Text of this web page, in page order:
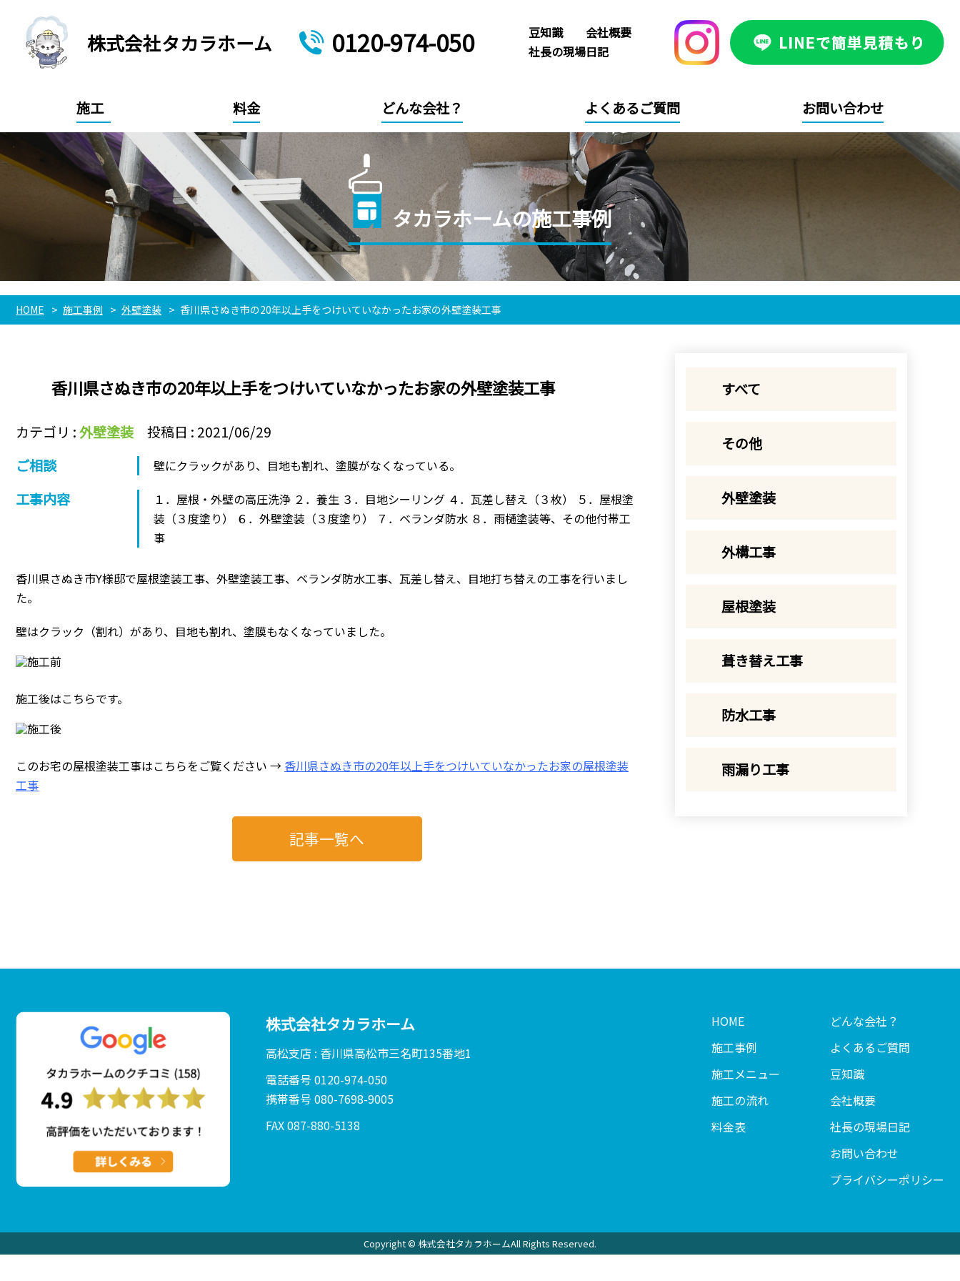
株式会社タカラホーム 0120-974-050 豆知識
会社概要
社長の現場日記
施工 料金 どんな会社？ よくあるご質問 お問い合わせ
タカラホームの施工事例
HOME 施工事例 外壁塗装 香川県さぬき市の20年以上手をつけいていなかったお家の外壁塗装工事
香川県さぬき市の20年以上手をつけいていなかったお家の外壁塗装工事
カテゴリ :外壁塗装
投稿日 : 2021/06/29
ご相談
壁にクラックがあり、目地も割れ、塗膜がなくなっている。
工事内容
１．屋根・外壁の高圧洗浄 ２．養生 ３．目地シーリング ４．瓦差し替え（３枚） ５．屋根塗
装（３度塗り） ６．外壁塗装（３度塗り） ７．ベランダ防水 ８．雨樋塗装等、その他付帯工
事
香川県さぬき市Y様邸で屋根塗装工事、外壁塗装工事、ベランダ防水工事、瓦差し替え、目地打ち替えの工事を行いまし
た。
壁はクラック（割れ）があり、目地も割れ、塗膜もなくなっていました。
施工後はこちらです。
このお宅の屋根塗装工事はこちらをご覧ください → 香川県さぬき市の20年以上手をつけいていなかったお家の屋根塗装
工事
記事一覧へ
すべて
その他
外壁塗装
外構工事
屋根塗装
葺き替え工事
防水工事
雨漏り工事
株式会社タカラホーム
高松支店 : 香川県高松市三名町135番地1
電話番号 0120-974-050
携帯番号 080-7698-9005
FAX 087-880-5138
HOME
施工事例
施工メニュー
施工の流れ
料金表
どんな会社？
よくあるご質問
豆知識
会社概要
社長の現場日記
お問い合わせ
プライバシーポリシー
Copyright © 株式会社タカラホームAll Rights Reserved.